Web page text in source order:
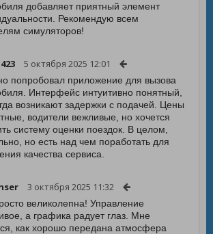
добавляет приятный элемент
Рекомендую всем
симуляторов!
5 октября 2025 12:01
попробовал приложение для вызова
Интерфейс интуитивно понятный,
возникают задержки с подачей. Цены
водители вежливые, но хочется
систему оценки поездок. В целом,
но есть над чем поработать для
качества сервиса.
3 октября 2025 11:32
великолепна! Управление
а графика радует глаз. Мне
как хорошо передана атмосфера